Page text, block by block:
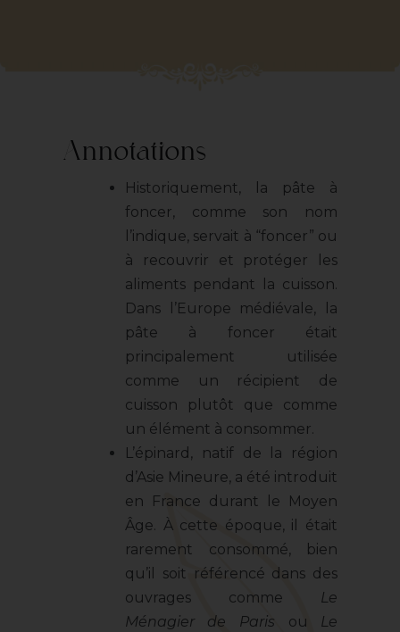
Annotations
Historiquement, la pâte à
foncer, comme son nom
l’indique, servait à “foncer” ou
à recouvrir et protéger les
aliments pendant la cuisson.
Dans l’Europe médiévale, la
pâte à foncer était
principalement utilisée
comme un récipient de
cuisson plutôt que comme
un élément à consommer.
L’épinard, natif de la région
d’Asie Mineure, a été introduit
en France durant le Moyen
Âge. À cette époque, il était
rarement consommé, bien
qu’il soit référencé dans des
ouvrages comme Le
Ménagier de Paris ou Le